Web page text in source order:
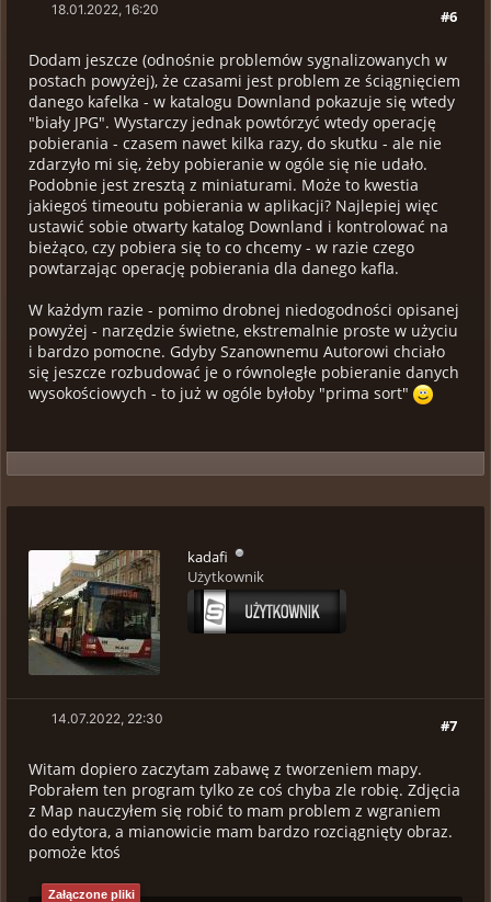
#6
18.01.2022, 16:20
Dodam jeszcze (odnośnie problemów sygnalizowanych w
postach powyżej), że czasami jest problem ze ściągnięciem
danego kafelka - w katalogu Downland pokazuje się wtedy
"biały JPG". Wystarczy jednak powtórzyć wtedy operację
pobierania - czasem nawet kilka razy, do skutku - ale nie
zdarzyło mi się, żeby pobieranie w ogóle się nie udało.
Podobnie jest zresztą z miniaturami. Może to kwestia
jakiegoś timeoutu pobierania w aplikacji? Najlepiej więc
ustawić sobie otwarty katalog Downland i kontrolować na
bieżąco, czy pobiera się to co chcemy - w razie czego
powtarzając operację pobierania dla danego kafla.
W każdym razie - pomimo drobnej niedogodności opisanej
powyżej - narzędzie świetne, ekstremalnie proste w użyciu
i bardzo pomocne. Gdyby Szanownemu Autorowi chciało
się jeszcze rozbudować je o równoległe pobieranie danych
wysokościowych - to już w ogóle byłoby "prima sort"
kadafi
Użytkownik
#7
14.07.2022, 22:30
Witam dopiero zaczytam zabawę z tworzeniem mapy.
Pobrałem ten program tylko ze coś chyba zle robię. Zdjęcia
z Map nauczyłem się robić to mam problem z wgraniem
do edytora, a mianowicie mam bardzo rozciągnięty obraz.
pomoże ktoś
Załączone pliki